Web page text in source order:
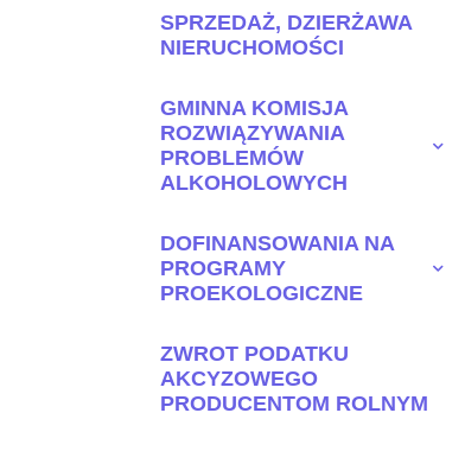
SPRZEDAŻ, DZIERŻAWA
NIERUCHOMOŚCI
GMINNA KOMISJA
ROZWIĄZYWANIA
PROBLEMÓW
ALKOHOLOWYCH
DOFINANSOWANIA NA
PROGRAMY
PROEKOLOGICZNE
ZWROT PODATKU
AKCYZOWEGO
PRODUCENTOM ROLNYM